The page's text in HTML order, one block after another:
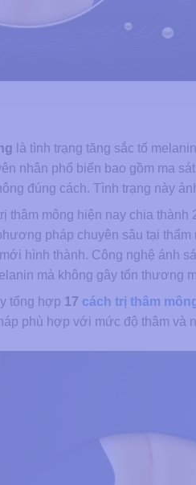
là tình trạng tăng sắc tố
nhân phổ biến bao gồm ma
đúng cách. Tình trạng này
thâm mông hiện nay chia
pháp chuyên sâu tại
hình thành. Công nghệ ánh
mà không gây tổn thương
tổng hợp 17 cách trị thâm
phù hợp với mức độ thâm và